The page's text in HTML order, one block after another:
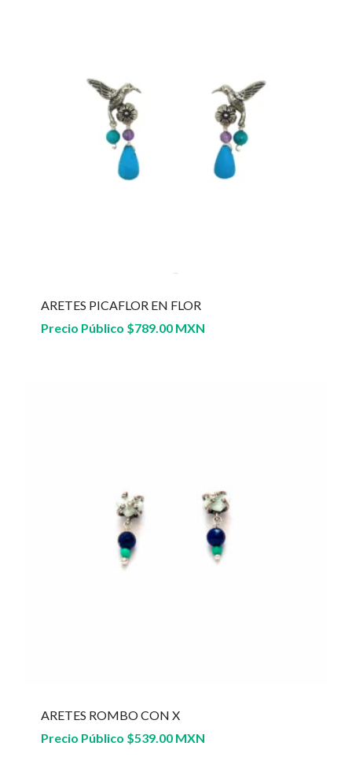
ARETES PICAFLOR EN FLOR
Precio Público $789.00 MXN
ARETES ROMBO CON X
Precio Público $539.00 MXN